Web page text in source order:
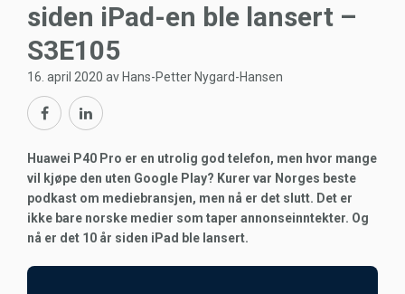
siden iPad-en ble lansert –
S3E105
16. april 2020 av Hans-Petter Nygard-Hansen
Huawei P40 Pro er en utrolig god telefon, men hvor mange
vil kjøpe den uten Google Play? Kurer var Norges beste
podkast om mediebransjen, men nå er det slutt. Det er
ikke bare norske medier som taper annonseinntekter. Og
nå er det 10 år siden iPad ble lansert.